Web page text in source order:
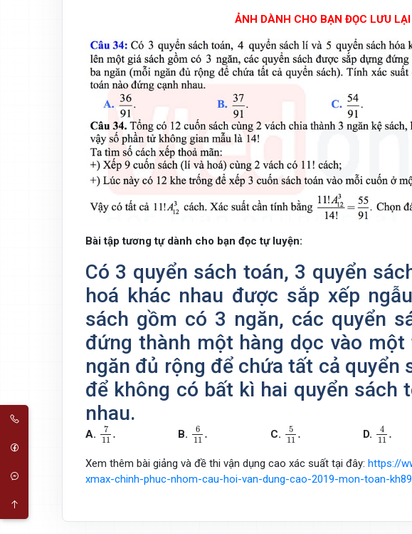
ẢNH DÀNH CHO BẠN ĐỌC LƯU
Bài tập tương tự dành cho bạn đọc tự luyện:
Có 3 quyển sách toán, 3 quyển
hoá khác nhau được sắp xếp
sách gồm có 3 ngăn, các quyển
đứng thành một hàng dọc vào
ngăn đủ rộng để chứa tất cả quyển
để không có bất kì hai quyển sách
nhau.
A.
7
11 .
711 .
B.
6
11 .
611
C.
5
11 .
511
D.
4
11 .
411
Xem thêm bài giảng và đề thi vận dụng cao xác suất tại đây: https://
xmax-chinh-phuc-nhom-cau-hoi-van-dung-cao-2019-mon-toan-